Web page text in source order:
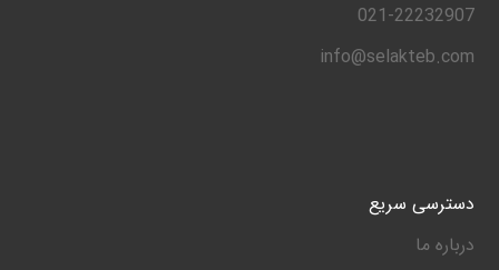
021-22232907
info@selakteb.com
دسترسی سریع
درباره ما